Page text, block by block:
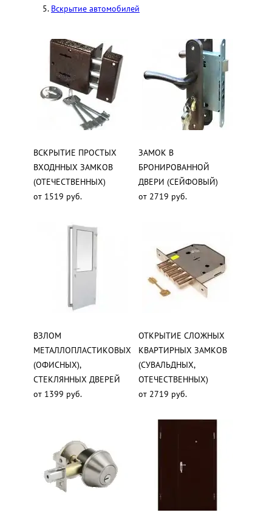
Вскрытие автомобилей
ВСКРЫТИЕ ПРОСТЫХ
ВХОДННЫХ ЗАМКОВ
(ОТЕЧЕСТВЕННЫХ)
от 1519 руб.
ЗАМОК В
БРОНИРОВАННОЙ
ДВЕРИ (СЕЙФОВЫЙ)
от 2719 руб.
ВЗЛОМ
МЕТАЛЛОПЛАСТИКОВЫХ
(ОФИСНЫХ),
СТЕКЛЯННЫХ ДВЕРЕЙ
от 1399 руб.
ОТКРЫТИЕ СЛОЖНЫХ
КВАРТИРНЫХ ЗАМКОВ
(СУВАЛЬДНЫХ,
ОТЕЧЕСТВЕННЫХ)
от 2719 руб.